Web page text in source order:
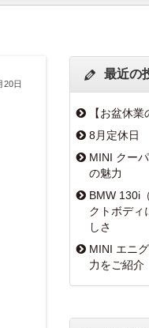
20日
最近の
【お盆休業
8月定休日
MINI クー
の魅力
BMW 130i
クトボディ
しさ
MINI エニ
力をご紹介